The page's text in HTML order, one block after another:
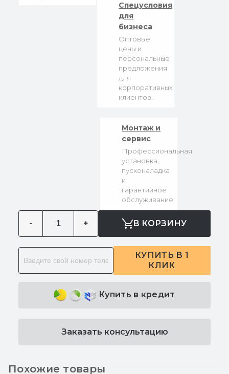
Спецусловия
для
бизнеса
Оптовые
цены и
персональные
предложения
для
корпоративных
клиентов.
Монтаж и
сервис
Профессиональная
установка,
пусконаладка
и
гарантийное
обслуживание.
- + В КОРЗИНУ
КУПИТЬ В 1
КЛИК
Купить в кредит
Заказать консультацию
Похожие товары